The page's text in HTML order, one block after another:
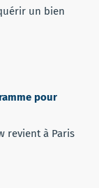
un bien
pour
revient à Paris